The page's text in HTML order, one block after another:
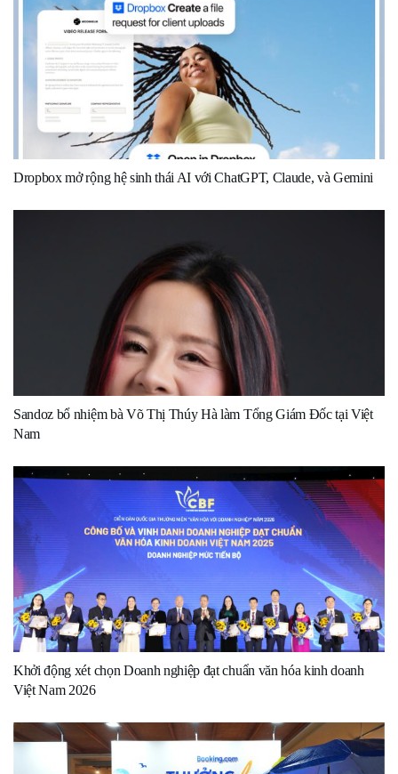
Dropbox mở rộng hệ sinh thái AI với ChatGPT, Claude, và Gemini
Sandoz bổ nhiệm bà Võ Thị Thúy Hà làm Tổng Giám Đốc tại Việt
Nam
Khởi động xét chọn Doanh nghiệp đạt chuẩn văn hóa kinh doanh
Việt Nam 2026